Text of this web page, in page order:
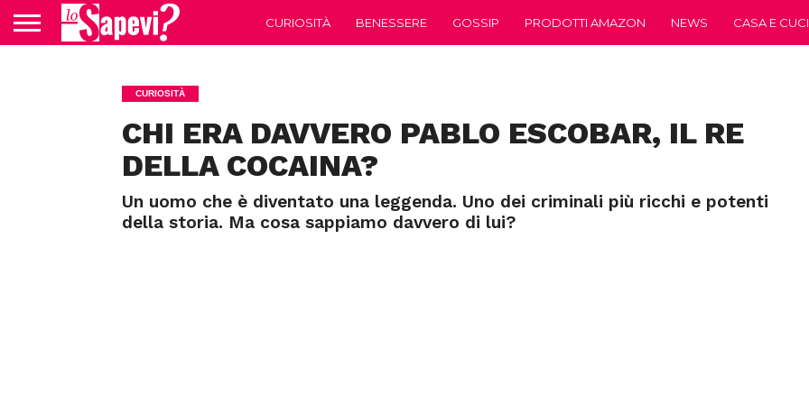
CURIOSITÀ BENESSERE GOSSIP PRODOTTI AMAZON NEWS CASA E
CURIOSITÀ
CHI ERA DAVVERO PABLO ESCOBAR, IL RE
DELLA COCAINA?
Un uomo che è diventato una leggenda. Uno dei criminali più ricchi e potenti
della storia. Ma cosa sappiamo davvero di lui?